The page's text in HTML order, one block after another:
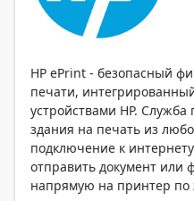
HP ePrint - безопасный
печати,
устройствами HP.
здания на печать из
подключение к
отправить документ или
напрямую на принтер по